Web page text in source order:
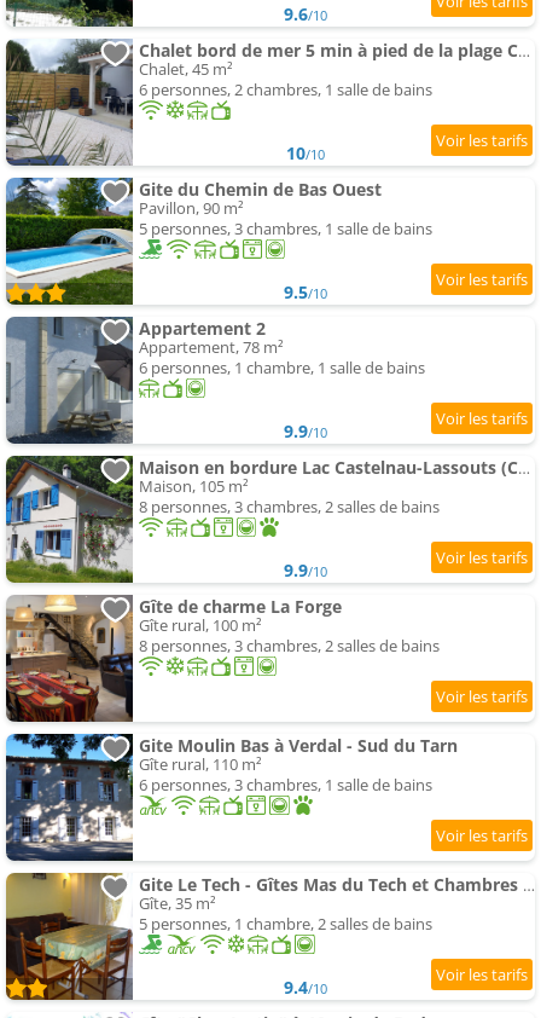
9.6/10
Chalet bord de mer 5 min à pied de la plage Cap d'Agde
Chalet, 45 m²
6 personnes, 2 chambres, 1 salle de bains
10/10
Gite du Chemin de Bas Ouest
Pavillon, 90 m²
5 personnes, 3 chambres, 1 salle de bains
9.5/10
Appartement 2
Appartement, 78 m²
6 personnes, 1 chambre, 1 salle de bains
9.9/10
Maison en bordure Lac Castelnau-Lassouts (Cabanac)
Maison, 105 m²
8 personnes, 3 chambres, 2 salles de bains
9.9/10
Gîte de charme La Forge
Gîte rural, 100 m²
8 personnes, 3 chambres, 2 salles de bains
Gite Moulin Bas à Verdal - Sud du Tarn
Gîte rural, 110 m²
6 personnes, 3 chambres, 1 salle de bains
Gite Le Tech - Gîtes Mas du Tech et Chambres d'hôtes
Gîte, 35 m²
5 personnes, 1 chambre, 2 salles de bains
9.4/10